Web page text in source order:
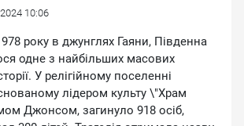
10:06
року в джунглях Гаяни, Південна
одне з найбільших масових
У релігійному поселенні
лідером культу \"Храм
Джонсом, загинуло 918 осіб,